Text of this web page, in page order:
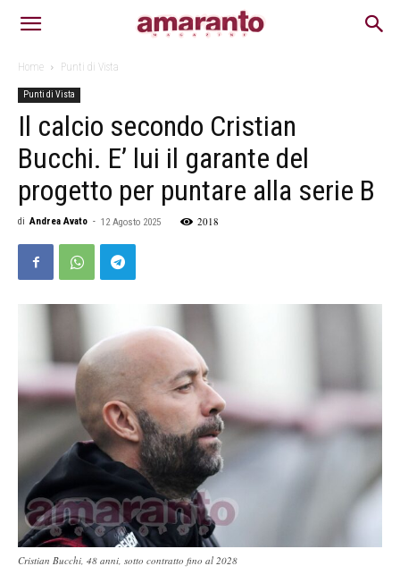
Home Punti di Vista
Punti di Vista
Il calcio secondo Cristian
Bucchi. E’ lui il garante del
progetto per puntare alla serie B
di Andrea Avato - 12 Agosto 2025 2018
Cristian Bucchi, 48 anni, sotto contratto fino al 2028